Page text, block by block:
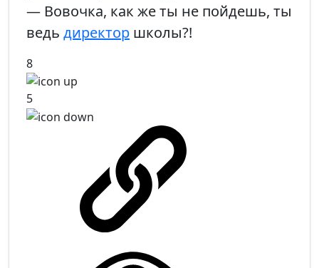
— Вовочка, как же ты не пойдешь, ты
ведь директор школы?!
8
5